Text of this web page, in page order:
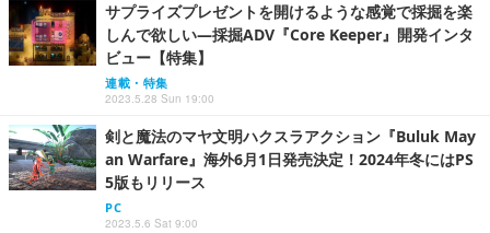
サプライズプレゼントを開けるような感覚で採掘を楽
しんで欲しい―採掘ADV『Core Keeper』開発インタ
ビュー【特集】
連載・特集
2023.5.28 Sun 19:00
剣と魔法のマヤ文明ハクスラアクション『Buluk May
an Warfare』海外6月1日発売決定！2024年冬にはPS
5版もリリース
PC
2023.5.6 Sat 9:00